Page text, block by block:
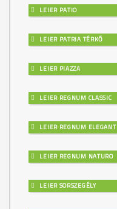
LEIER PATIO
LEIER PATRIA TÉRKŐ
LEIER PIAZZA
LEIER REGNUM CLASSIC
LEIER REGNUM ELEGANT
LEIER REGNUM NATURO
LEIER SORSZEGÉLY